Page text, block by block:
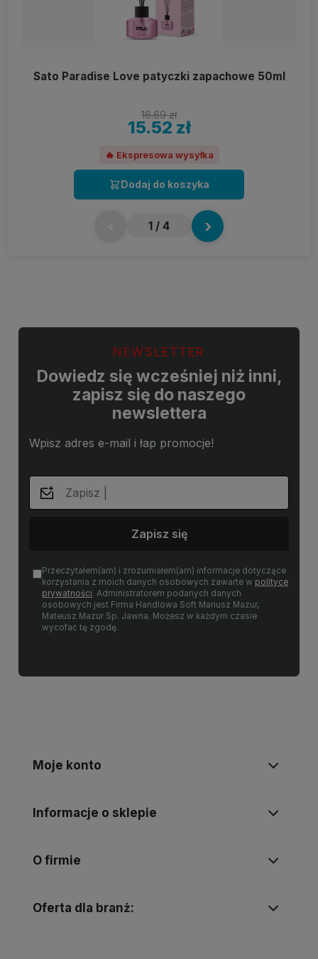
Sato Paradise Love patyczki zapachowe 50ml
16.69 zł
15.52 zł
🔥 Ekspresowa wysyłka
Dodaj do koszyka
1 / 4 ›
NEWSLETTER
Dowiedz się wcześniej niż inni,
zapisz się do naszego
newslettera
Wpisz adres e-mail i łap promocje!
Zapisz się
Przeczytałem(am) i zrozumiałem(am) informacje dotyczące
korzystania z moich danych osobowych zawarte w polityce
prywatności. Administratorem podanych danych
osobowych jest Firma Handlowa Soft Mariusz Mazur,
Mateusz Mazur Sp. Jawna. Możesz w każdym czasie
wycofać tę zgodę.
Moje konto
Informacje o sklepie
O firmie
Oferta dla branż: